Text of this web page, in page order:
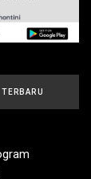
TERBARU